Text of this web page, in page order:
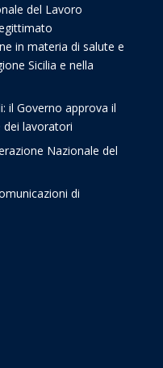
del Lavoro
in materia di salute e
Sicilia e nella
il Governo approva il
lavoratori
Nazionale del
di